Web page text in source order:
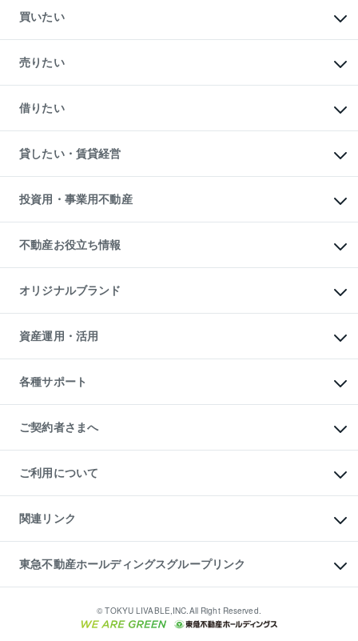
買いたい
新築・分譲マンションの購入
中古マンションの購入
一戸建ての購入
中古一戸建ての購入
不動産購入の流れ
注目キーワード物件特集
購入ガイド
English 繁体中文簡体中文
売りたい
一戸建ての売却・査定
土地の売却・査定
スピードAI査定
不動産査定について
不動産売却の流れ
不動産買換えの流れ
売却ガイド
借りたい
オフィス・店舗の賃貸
借りるときの流れ
借りるガイド
貸したい・賃貸経営
マンション賃料データ
賃貸管理プラン
リロケーションについて
貸すガイド
投資用・事業用不動産
事業用不動産
マンション投資
投資用マンション
アパート経営
収益物件
ビル購入（ビル一棟）
投資用不動産の売却査定
事業用不動産の売却査定
不動産お役立ち情報
マンションライブラリー
人気マンションランキング
暮らしに役立つ不動産メディア
不動産相場・不動産価格情報
不動産コラム・ニュース
不動産用語集
不動産なんでもネット相談室
住まいの税金
オリジナルブランド
一棟リノベーションマンション
L`GENTE（ルジェンテ）
区分リノベーションマンション
投資用一棟レジデンスWELL
不動産小口投資
LEGACIA（レガシア）
資産運用・活用
不動産M&A
アセットマネジメント・出資
各種サポート
相続サポート
リフォームサポート
ご契約者さまへ
ご紹介・再契約特典
入居者様専用-各種ご案内（賃貸）
東急こすもす会「こすもすWeb」
ご利用について
金融商品取引について
東急リバブル ソーシャルメディアポリシー
ご意見・お問い合わせ（金融商品取引専用の相談・お問い合わせ窓口）
ダイレクトメール（郵送物）・Eメールなどの送付停止について
関連リンク
これからご結婚される方に東急百貨店のブライダルクラブ
人材サービスのご用命は 東急リバブルスタッフ株式会社まで
東北の逸品を贈ります 東北すぐれものセレクション
東急不動産ホールディングスグループリンク
東急コミュニティー
東急住宅リース
© TOKYU LIVABLE,INC.All Right Reserved.